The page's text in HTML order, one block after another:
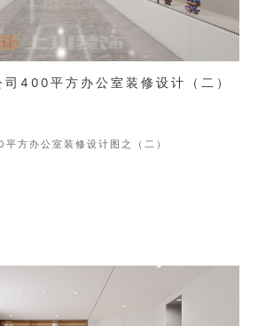
400平方办公室装修设计（二）
方办公室装修设计图之（二）